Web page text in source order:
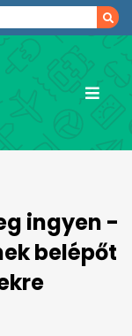
ingyen -
belépőt